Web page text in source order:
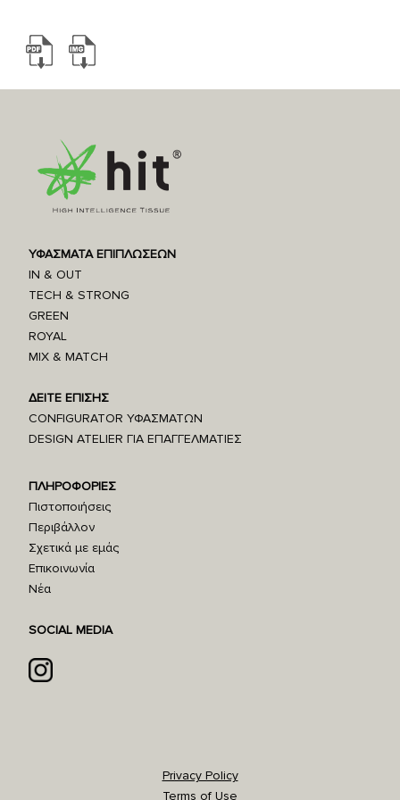
Βάρος/m²: 470g/m²-510g/m²
Πλάτος: 140cm
ΥΦΑΣΜΑΤΑ ΕΠΙΠΛΩΣΕΩΝ
IN & OUT
TECH & STRONG
GREEN
ROYAL
MIX & MATCH
ΔΕΙΤΕ ΕΠΙΣΗΣ
CONFIGURATOR ΥΦΑΣΜΑΤΩΝ
DESIGN ATELIER ΓΙΑ ΕΠΑΓΓΕΛΜΑΤΙΕΣ
ΠΛΗΡΟΦΟΡΙΕΣ
Πιστοποιήσεις
Περιβάλλον
Σχετικά με εμάς
Επικοινωνία
Νέα
SOCIAL MEDIA
Privacy Policy
Terms of Use